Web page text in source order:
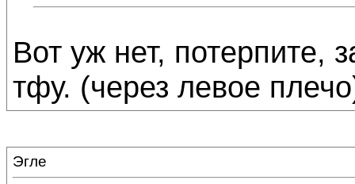
Вот уж нет, потерпите,
тфу. (через левое
Эгле